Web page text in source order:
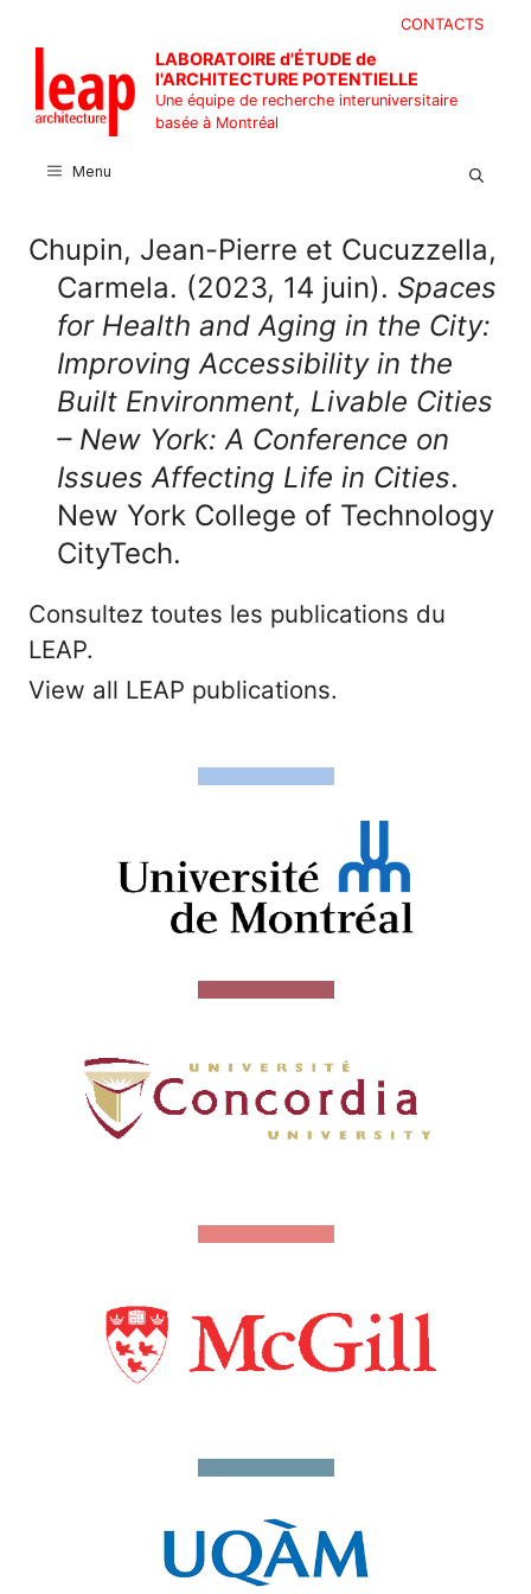
contenu
CONTACTS
LABORATOIRE d'ÉTUDE de
l'ARCHITECTURE POTENTIELLE
Une équipe de recherche interuniversitaire
basée à Montréal
Menu
Chupin, Jean-Pierre et Cucuzzella,
Carmela. (2023, 14 juin). Spaces
for Health and Aging in the City:
Improving Accessibility in the
Built Environment, Livable Cities
– New York: A Conference on
Issues Affecting Life in Cities.
New York College of Technology
CityTech.
Consultez toutes les publications du
LEAP.
View all LEAP publications.